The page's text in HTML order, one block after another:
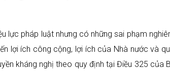
lực pháp luật nhưng có những sai phạm
lợi ích công cộng, lợi ích của Nhà nước và
kháng nghị theo quy định tại Điều 325 của